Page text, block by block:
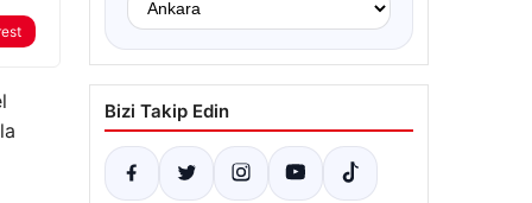
Bizi Takip Edin